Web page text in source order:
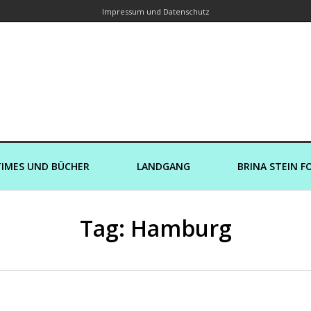
Impressum und Datenschutz
UND BÜCHER LANDGANG BRINA STEIN
Tag: Hamburg